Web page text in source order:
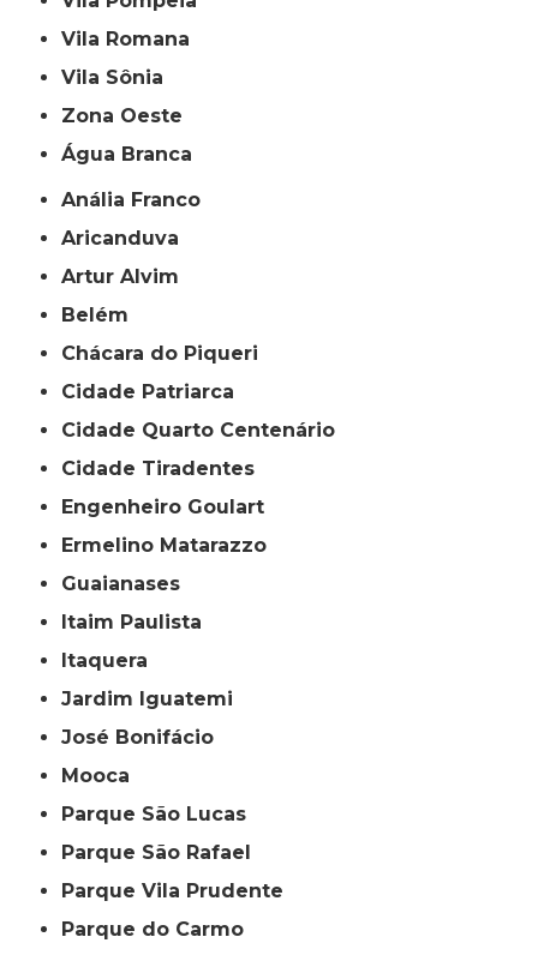
Vila Romana
Vila Sônia
Zona Oeste
Água Branca
Anália Franco
Aricanduva
Artur Alvim
Belém
Chácara do Piqueri
Cidade Patriarca
Cidade Quarto Centenário
Cidade Tiradentes
Engenheiro Goulart
Ermelino Matarazzo
Guaianases
Itaim Paulista
Itaquera
Jardim Iguatemi
José Bonifácio
Mooca
Parque São Lucas
Parque São Rafael
Parque Vila Prudente
Parque do Carmo